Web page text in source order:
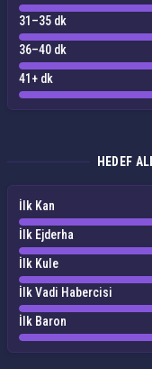
31–35 dk
36–40 dk
41+ dk
HEDEF
İlk Kan
İlk Ejderha
İlk Kule
İlk Vadi Habercisi
İlk Baron